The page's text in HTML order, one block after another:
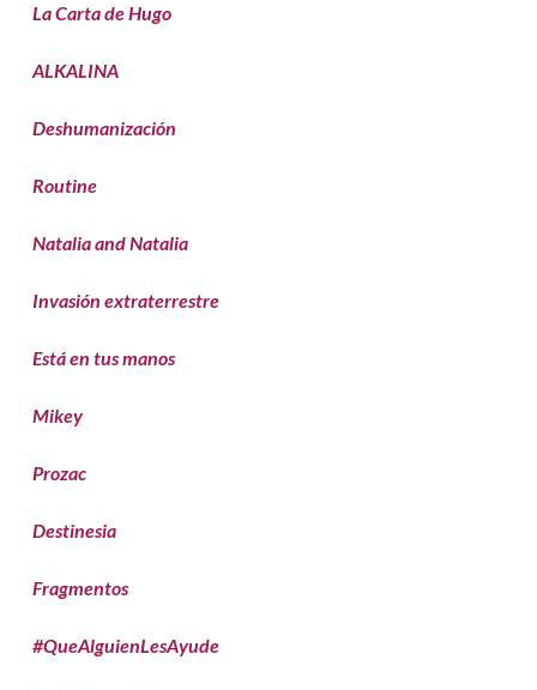
La Carta de Hugo
ALKALINA
Deshumanización
Routine
Natalia and Natalia
Invasión extraterrestre
Está en tus manos
Mikey
Prozac
Destinesia
Fragmentos
#QueAlguienLesAyude